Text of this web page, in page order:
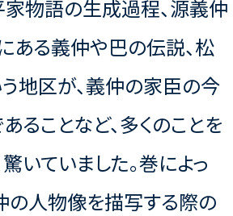
家物語の生成過程、源義仲
ある義仲や巴の伝説、松
地区が、義仲の家臣の今
ることなど、多くのことを
いていました。巻によっ
の人物像を描写する際の